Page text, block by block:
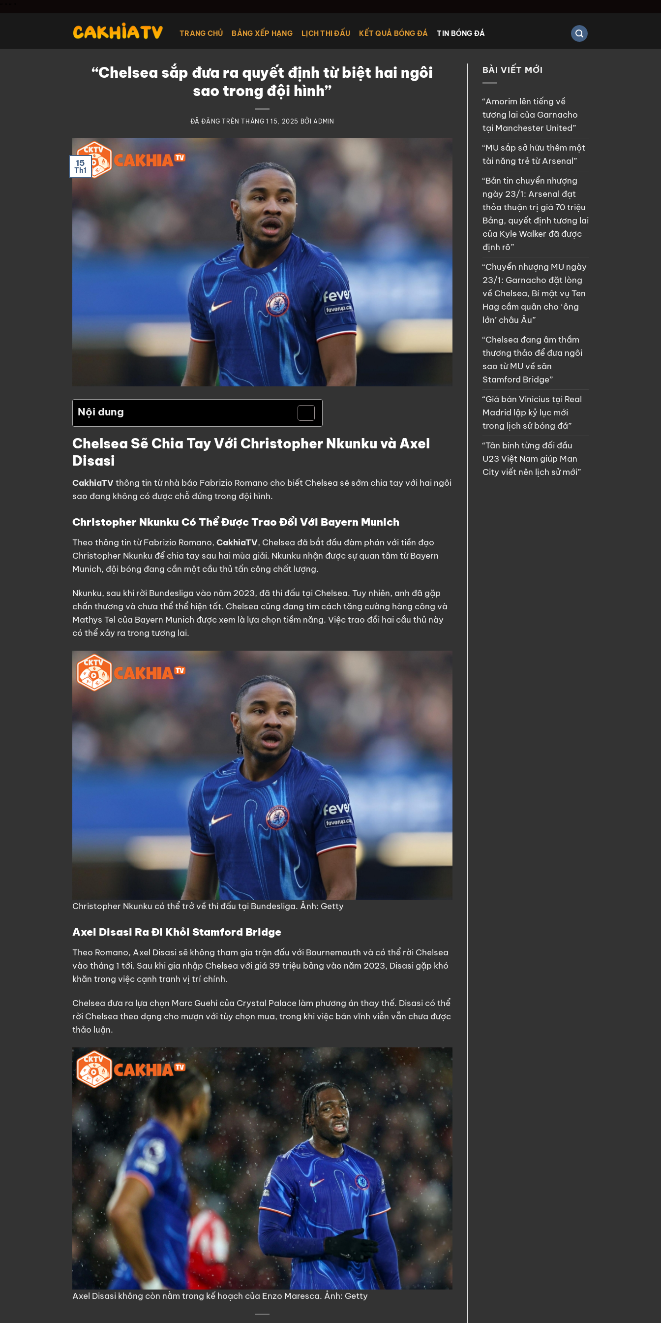
TRANG CHỦ BẢNG XẾP HẠNG LỊCH THI ĐẤU KẾT QUẢ BÓNG ĐÁ TIN BÓNG ĐÁ
“Chelsea sắp đưa ra quyết định từ biệt hai ngôi
sao trong đội hình”
ĐÃ ĐĂNG TRÊNTHÁNG 1 15, 2025 BỞI ADMIN
15
Th1
Nội dung
Chelsea Sẽ Chia Tay Với Christopher Nkunku và Axel
Disasi
CakhiaTVthông tin từ nhà báo Fabrizio Romano cho biết Chelsea sẽ sớm chia tay với hai ngôi
sao đang không có được chỗ đứng trong đội hình.
Christopher Nkunku Có Thể Được Trao Đổi Với Bayern Munich
Theo thông tin từ Fabrizio Romano, CakhiaTV, Chelsea đã bắt đầu đàm phán với tiền đạo
Christopher Nkunku để chia tay sau hai mùa giải. Nkunku nhận được sự quan tâm từ Bayern
Munich, đội bóng đang cần một cầu thủ tấn công chất lượng.
Nkunku, sau khi rời Bundesliga vào năm 2023, đã thi đấu tại Chelsea. Tuy nhiên, anh đã gặp
chấn thương và chưa thể thể hiện tốt. Chelsea cũng đang tìm cách tăng cường hàng công và
Mathys Tel của Bayern Munich được xem là lựa chọn tiềm năng. Việc trao đổi hai cầu thủ này
có thể xảy ra trong tương lai.
Christopher Nkunku có thể trở về thi đấu tại Bundesliga. Ảnh: Getty
Axel Disasi Ra Đi Khỏi Stamford Bridge
Theo Romano, Axel Disasi sẽ không tham gia trận đấu với Bournemouth và có thể rời Chelsea
vào tháng 1 tới. Sau khi gia nhập Chelsea với giá 39 triệu bảng vào năm 2023, Disasi gặp khó
khăn trong việc cạnh tranh vị trí chính.
Chelsea đưa ra lựa chọn Marc Guehi của Crystal Palace làm phương án thay thế. Disasi có thể
rời Chelsea theo dạng cho mượn với tùy chọn mua, trong khi việc bán vĩnh viễn vẫn chưa được
thảo luận.
Axel Disasi không còn nằm trong kế hoạch của Enzo Maresca. Ảnh: Getty
BÀI VIẾT MỚI
“Amorim lên tiếng về
tương lai của Garnacho
tại Manchester United”
“MU sắp sở hữu thêm một
tài năng trẻ từ Arsenal”
“Bản tin chuyển nhượng
ngày 23/1: Arsenal đạt
thỏa thuận trị giá 70 triệu
Bảng, quyết định tương lai
của Kyle Walker đã được
định rõ”
“Chuyển nhượng MU ngày
23/1: Garnacho đặt lòng
về Chelsea, Bí mật vụ Ten
Hag cầm quân cho ‘ông
lớn’ châu Âu”
“Chelsea đang âm thầm
thương thảo để đưa ngôi
sao từ MU về sân
Stamford Bridge”
“Giá bán Vinicius tại Real
Madrid lập kỷ lục mới
trong lịch sử bóng đá”
“Tân binh từng đối đầu
U23 Việt Nam giúp Man
City viết nên lịch sử mới”